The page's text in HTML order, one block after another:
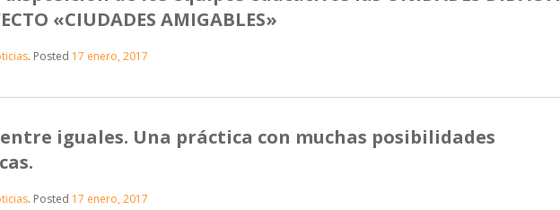
«CIUDADES AMIGABLES»
. Posted 17 enero, 2017
iguales. Una práctica con muchas posibilidades
. Posted 17 enero, 2017